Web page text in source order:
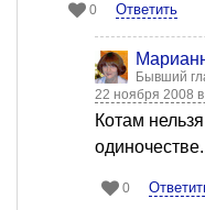
0 Ответить
Бывший
22 ноября 2008
Котам
0